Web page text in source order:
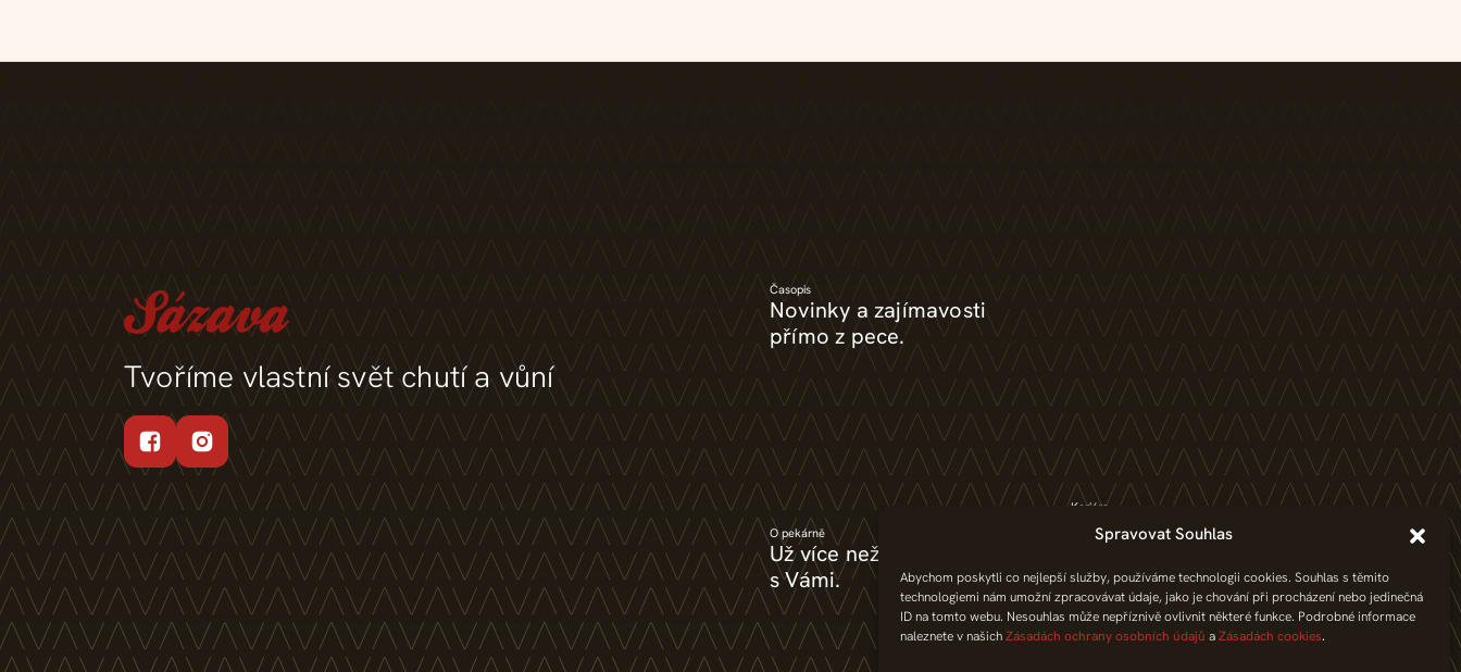
Spravovat Souhlas
Abychom poskytli co nejlepší služby, používáme technologii cookies. Souhlas s těmito
technologiemi nám umožní zpracovávat údaje, jako je chování při procházení nebo jedinečná
ID na tomto webu. Nesouhlas může nepříznivě ovlivnit některé funkce. Podrobné informace
naleznete v našichZásadách ochrany osobních údajů aZásadách cookies.
Tvoříme vlastní svět chutí a vůní
Časopis
Novinky a zajímavosti
přímo z pece.
O pekárně
Už více než tři desetiletí
s Vámi.
Kariéra
Bez práce nejsou
pekárně.